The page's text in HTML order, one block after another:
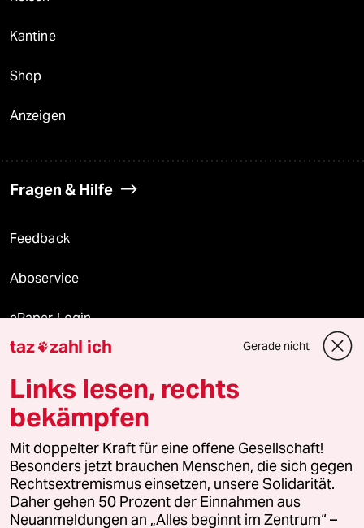
Kantine
Shop
Anzeigen
Fragen & Hilfe
Feedback
Aboservice
ePaper Login
Downloads für Abonnierende
© 2026 taz Verlags und Vertriebs GmbH
Alle Rechte vorbehalten. Bei rechtlichen Fragen oder für Genehmigungen
wenden Sie sich bitte an
lizenzen@taz.de
Feedback Redaktionsstatut Kommune-Richtlinien
taz zahl ich Gerade nicht
Links lesen, rechts
bekämpfen
Mit doppelter Kraft für eine offene Gesellschaft!
Besonders jetzt brauchen Menschen, die sich gegen
Rechtsextremismus einsetzen, unsere Solidarität.
Daher gehen 50 Prozent der Einnahmen aus
Neuanmeldungen an „Alles beginnt im Zentrum“ –